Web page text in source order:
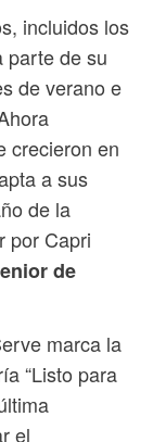
incluidos los
parte de su
de verano e
crecieron en
a sus
de la
por Capri
de
marca la
“Listo para
el